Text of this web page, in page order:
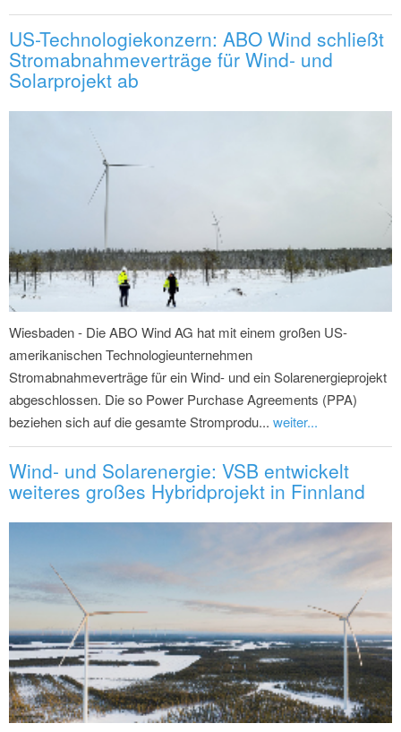
US-Technologiekonzern: ABO Wind schließt
Stromabnahmeverträge für Wind- und
Solarprojekt ab
Wiesbaden - Die ABO Wind AG hat mit einem großen US-
amerikanischen Technologieunternehmen
Stromabnahmeverträge für ein Wind- und ein Solarenergieprojekt
abgeschlossen. Die so Power Purchase Agreements (PPA)
beziehen sich auf die gesamte Stromprodu... weiter...
Wind- und Solarenergie: VSB entwickelt
weiteres großes Hybridprojekt in Finnland